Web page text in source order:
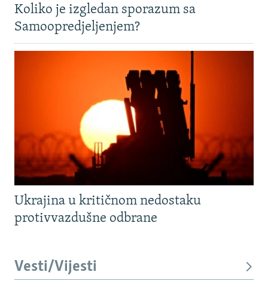
Koliko je izgledan sporazum sa
Samoopredjeljenjem?
Ukrajina u kritičnom nedostaku
protivvazdušne odbrane
Vesti/Vijesti